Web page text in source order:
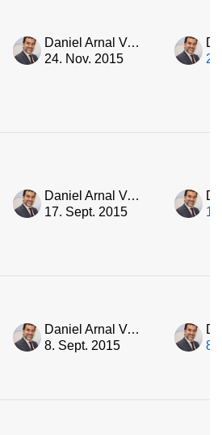
Daniel Arnal Velasco
24. Nov. 2015
Daniel Arnal Velasco
17. Sept. 2015
Daniel Arnal Velasco
8. Sept. 2015
8.